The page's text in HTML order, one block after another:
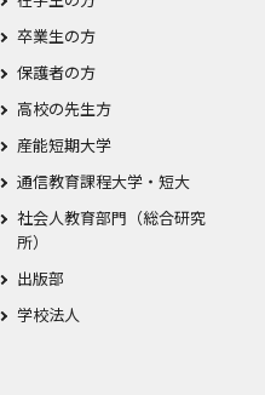
卒業生の方
保護者の方
高校の先生方
産能短期大学
通信教育課程大学・短大
社会人教育部門（総合研究
所）
出版部
学校法人